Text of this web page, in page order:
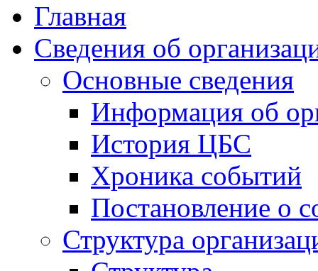
Главная
Сведения об
Основные сведения
Информация об
История ЦБС
Хроника событий
Постановление о
Структура